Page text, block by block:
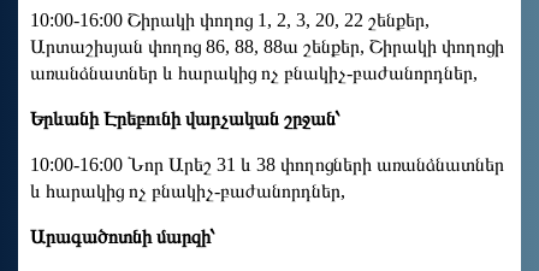
10:00-16:00 Շիրակի փողոց 1, 2, 3, 20, 22 շենքեր,
Արտաշիսյան փողոց 86, 88, 88ա շենքեր, Շիրակի փողոցի
առանձնատներ և հարակից ոչ բնակիչ-բաժանորդներ,
Երևանի Էրեբունի վարչական շրջան՝
10:00-16:00 Նոր Արեշ 31 և 38 փողոցների առանձնատներ
և հարակից ոչ բնակիչ-բաժանորդներ,
Արագածոտնի մարզի՝